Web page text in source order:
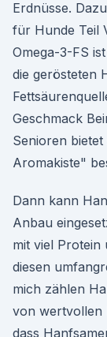
Erdnüsse.
für Hunde Teil
Omega-3-FS
die gerösteten
Geschmack
Senioren
Aromakiste"
Dann kann
Anbau
mit viel Protein
diesen
mich zählen
von wertvollen
dass